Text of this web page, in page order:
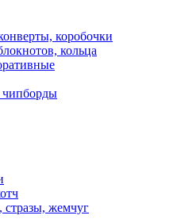
коробочки
кольца
чипборды
стразы, жемчуг